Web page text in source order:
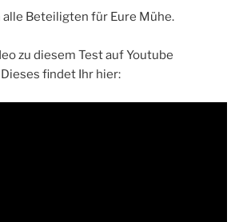
alle Beteiligten für Eure Mühe.
zu diesem Test auf Youtube
findet Ihr hier: